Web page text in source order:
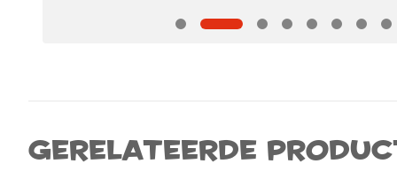
Gerelateerde